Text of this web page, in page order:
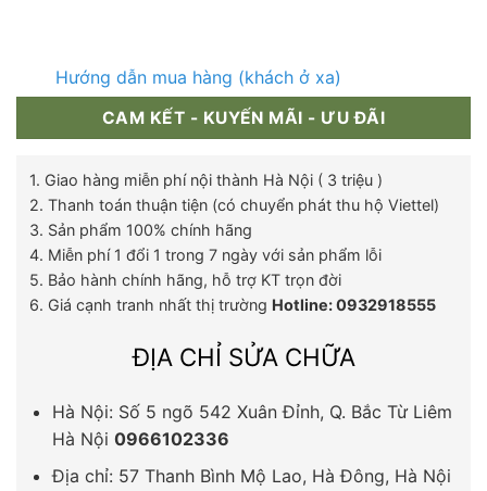
Hướng dẫn mua hàng (khách ở xa)
CAM KẾT - KUYẾN MÃI - ƯU ĐÃI
1. Giao hàng miễn phí nội thành Hà Nội ( 3 triệu )
2. Thanh toán thuận tiện (có chuyển phát thu hộ Viettel)
3. Sản phẩm 100% chính hãng
4. Miễn phí 1 đổi 1 trong 7 ngày với sản phẩm lỗi
5. Bảo hành chính hãng, hỗ trợ KT trọn đời
6. Giá cạnh tranh nhất thị trường Hotline: 0932918555
ĐỊA CHỈ SỬA CHỮA
Hà Nội: Số 5 ngõ 542 Xuân Đỉnh, Q. Bắc Từ Liêm
Hà Nội 0966102336
Địa chỉ: 57 Thanh Bình Mộ Lao, Hà Đông, Hà Nội